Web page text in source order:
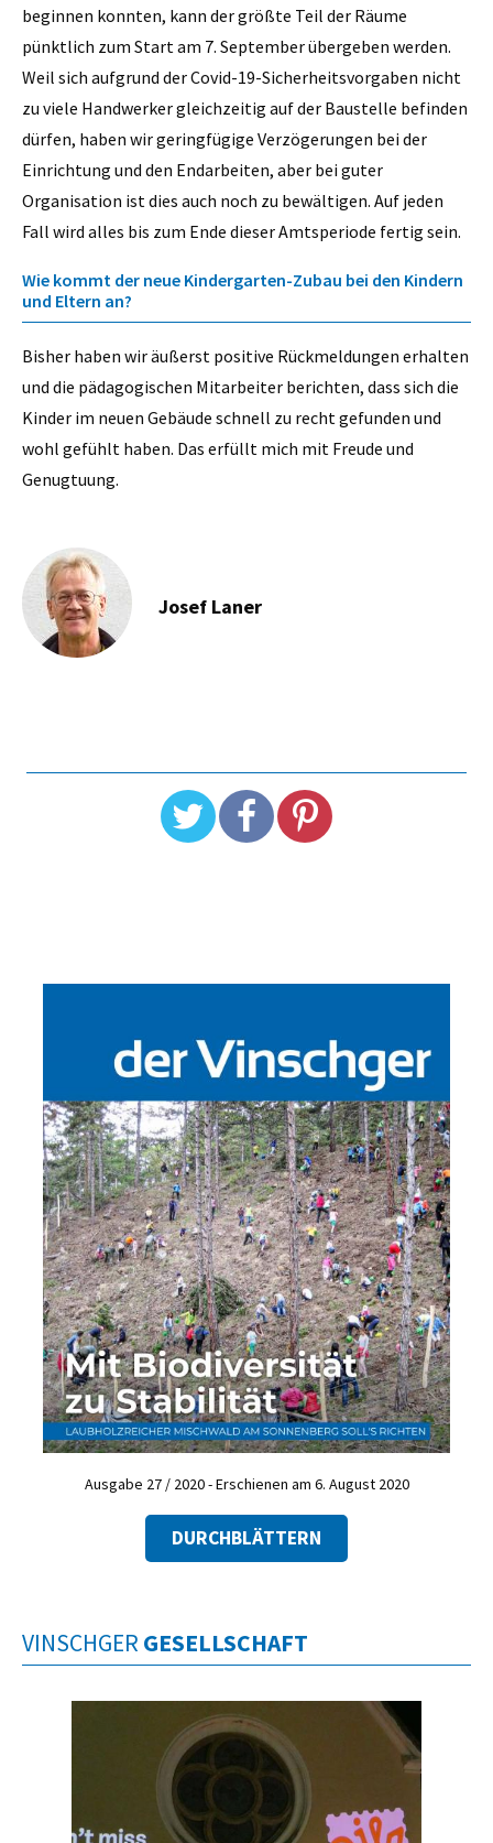
beginnen konnten, kann der größte Teil der Räume
pünktlich zum Start am 7. September übergeben werden.
Weil sich aufgrund der Covid-19-Sicherheitsvorgaben nicht
zu viele Handwerker gleichzeitig auf der Baustelle befinden
dürfen, haben wir geringfügige Verzögerungen bei der
Einrichtung und den Endarbeiten, aber bei guter
Organisation ist dies auch noch zu bewältigen. Auf jeden
Fall wird alles bis zum Ende dieser Amtsperiode fertig sein.
Wie kommt der neue Kindergarten-Zubau bei den Kindern
und Eltern an?
Bisher haben wir äußerst positive Rückmeldungen erhalten
und die pädagogischen Mitarbeiter berichten, dass sich die
Kinder im neuen Gebäude schnell zu recht gefunden und
wohl gefühlt haben. Das erfüllt mich mit Freude und
Genugtuung.
Josef Laner
Ausgabe 27 / 2020 - Erschienen am 6. August 2020
DURCHBLÄTTERN
VINSCHGER GESELLSCHAFT